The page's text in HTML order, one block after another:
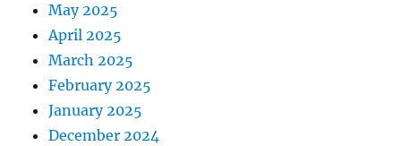
May 2025
April 2025
March 2025
February 2025
January 2025
December 2024